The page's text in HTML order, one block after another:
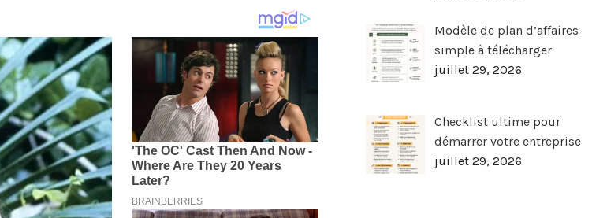
Modèle de plan d’affaires
simple à télécharger
juillet 29, 2026
Checklist ultime pour
démarrer votre entreprise
juillet 29, 2026